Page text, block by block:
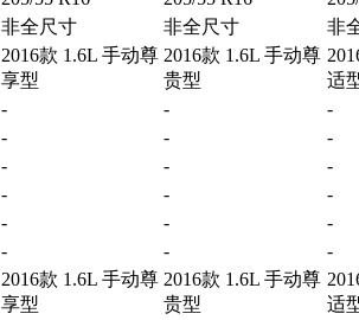
非全尺寸 非全尺寸
非
2016款 1.6L 手动尊
享型
2016款 1.6L 手动尊
贵型
适
- -
-
- -
-
- -
-
- -
-
- -
-
- -
-
2016款 1.6L 手动尊
享型
2016款 1.6L 手动尊
贵型
适